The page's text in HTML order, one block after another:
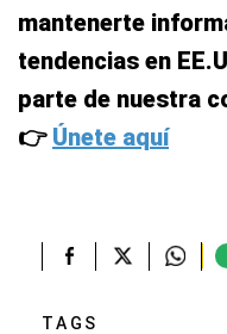
mantenerte
tendencias en
parte de nuestra
👉 Únete aquí
TAGS